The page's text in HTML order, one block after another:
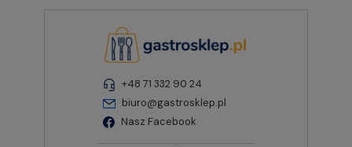
+48 71 332 90 24
biuro@gastrosklep.pl
Nasz Facebook